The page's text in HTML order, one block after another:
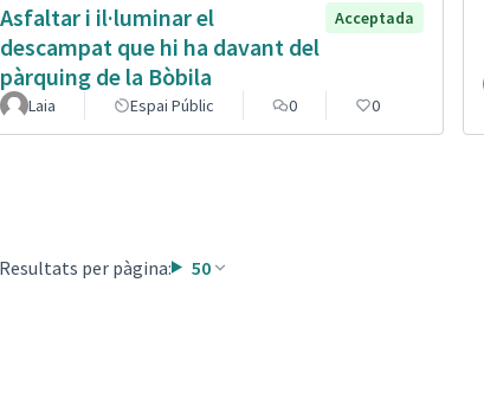
Asfaltar i il·luminar el
descampat que hi ha davant del
pàrquing de la Bòbila
Acceptada
Laia Espai Públic 0 0
Resultats per pàgina: 50